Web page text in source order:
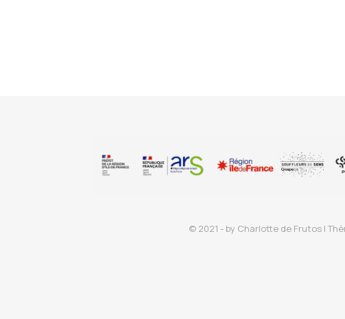
© 2021 - by Charlotte de Frutos |